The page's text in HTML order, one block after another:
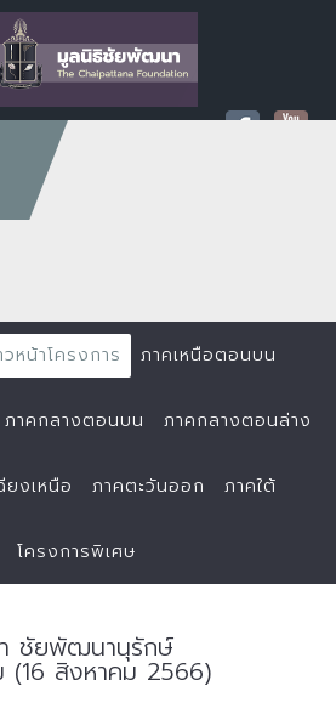
หน้าโครงการ ภาคเหนือตอนบน
ภาคกลางตอนบน ภาคกลางตอนล่าง
ยงเหนือ ภาคตะวันออก ภาคใต้
โครงการพิเศษ
ชัยพัฒนานุรักษ์
(16 สิงหาคม 2566)